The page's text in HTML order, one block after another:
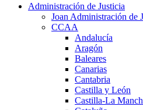
Administración de Justicia
Joan Administración de
CCAA
Andalucía
Aragón
Baleares
Canarias
Cantabria
Castilla y León
Castilla-La